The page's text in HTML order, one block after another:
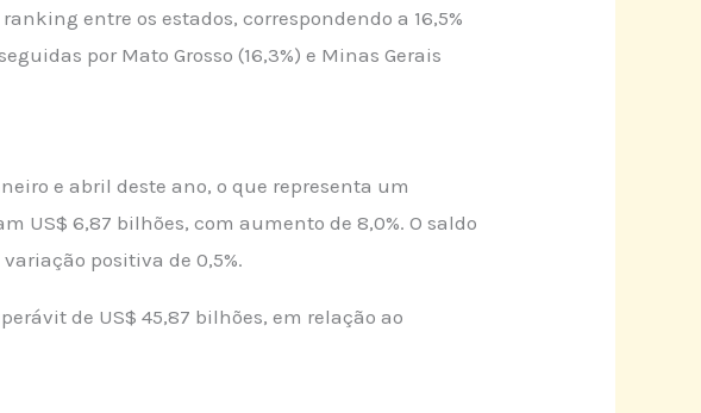
entre os estados, correspondendo a 16,5%
por Mato Grosso (16,3%) e Minas Gerais
e abril deste ano, o que representa um
US$ 6,87 bilhões, com aumento de 8,0%. O saldo
positiva de 0,5%.
de US$ 45,87 bilhões, em relação ao